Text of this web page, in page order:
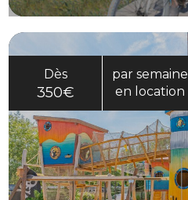
Dès
350€
par semaine
en location